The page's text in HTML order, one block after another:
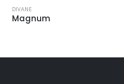
DIVANE
Magnum